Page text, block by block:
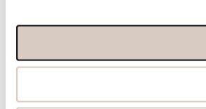
Ota yhteyttä